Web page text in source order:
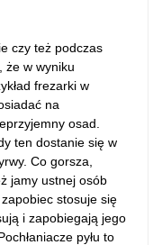
czy też podczas
że w wyniku
frezarki w
na
osad.
ten dostanie się w
Co gorsza,
jamy ustnej osób
stosuje się
i zapobiegają jego
pyłu to